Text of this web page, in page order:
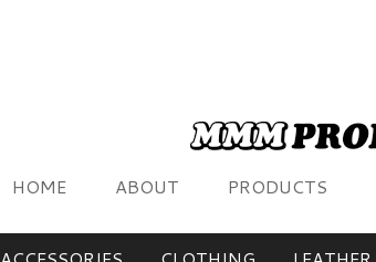
HOME ABOUT PRODUCTS